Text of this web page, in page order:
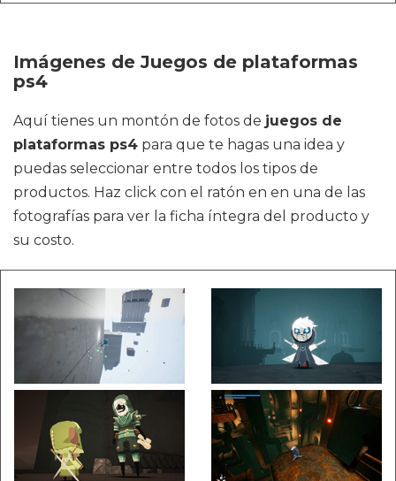
Imágenes de Juegos de plataformas
ps4
Aquí tienes un montón de fotos de juegos de
plataformas ps4 para que te hagas una idea y
puedas seleccionar entre todos los tipos de
productos. Haz click con el ratón en en una de las
fotografías para ver la ficha íntegra del producto y
su costo.